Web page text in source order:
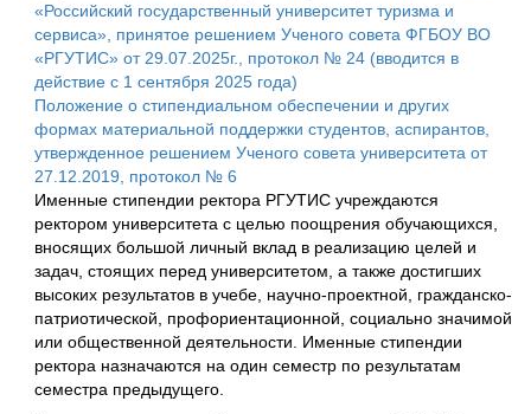
«Российский государственный университет туризма и
сервиса», принятое решением Ученого совета ФГБОУ ВО
«РГУТИС» от 29.07.2025г., протокол № 24 (вводится в
действие с 1 сентября 2025 года)
Положение о стипендиальном обеспечении и других
формах материальной поддержки студентов, аспирантов,
утвержденное решением Ученого совета университета от
27.12.2019, протокол № 6
Именные стипендии ректора РГУТИС учреждаются
ректором университета с целью поощрения обучающихся,
вносящих большой личный вклад в реализацию целей и
задач, стоящих перед университетом, а также достигших
высоких результатов в учебе, научно-проектной, гражданско-
патриотической, профориентационной, социально значимой
или общественной деятельности. Именные стипендии
ректора назначаются на один семестр по результатам
семестра предыдущего.